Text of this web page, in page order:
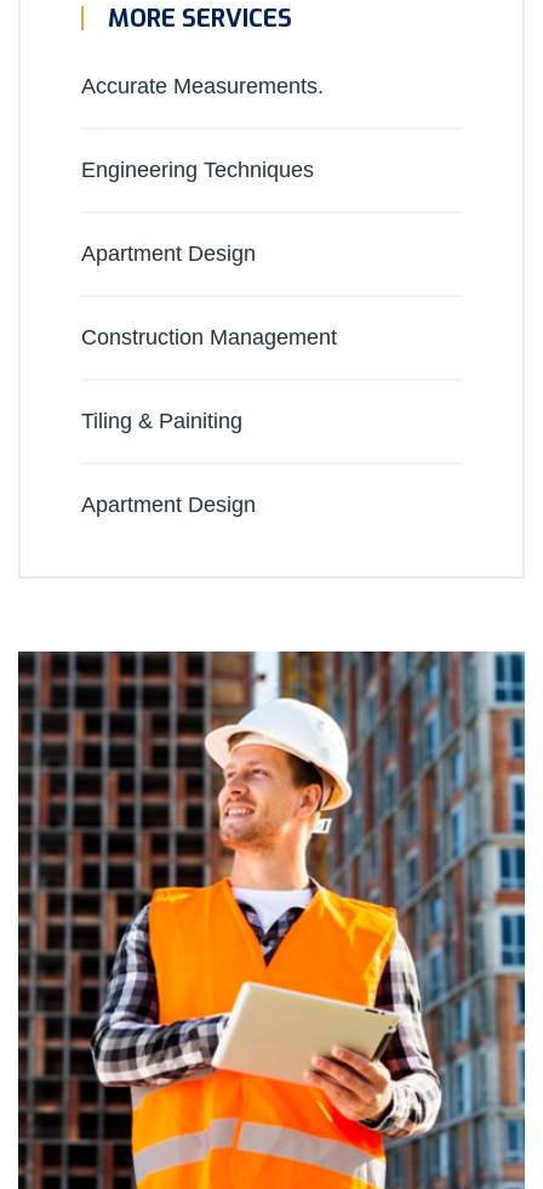
MORE SERVICES
Accurate Measurements.
Engineering Techniques
Apartment Design
Construction Management
Tiling & Painiting
Apartment Design